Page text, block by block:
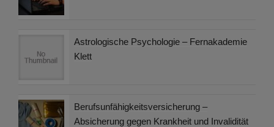
Astrologische Psychologie – Fernakademie
Klett
Berufsunfähigkeitsversicherung –
Absicherung gegen Krankheit und Invalidität